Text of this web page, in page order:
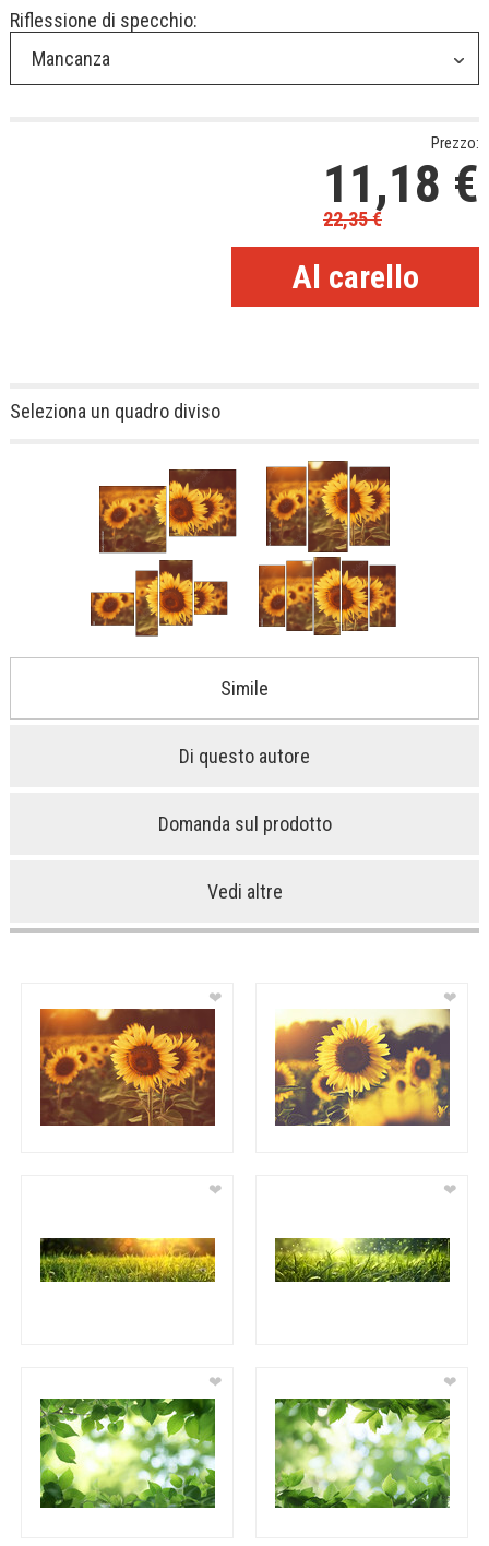
Riflessione di specchio:
Mancanza
Prezzo:
11,18 €
22,35€
Seleziona un quadro diviso
Simile
Di questo autore
Domanda sul prodotto
Vedi altre
❤ ❤
❤ ❤
❤ ❤